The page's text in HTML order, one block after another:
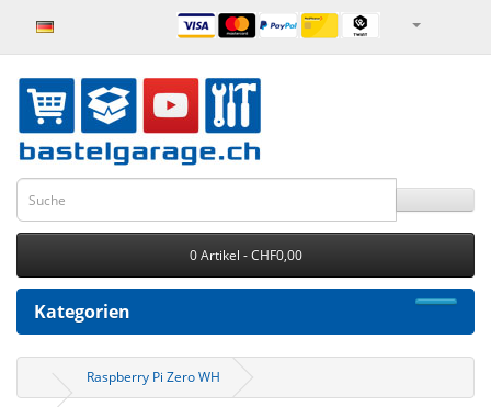
0 Artikel - CHF0,00
Kategorien
Raspberry Pi Zero WH